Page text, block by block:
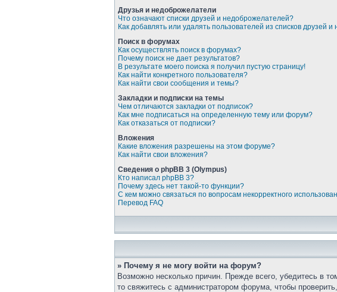
Друзья и недоброжелатели
Что означают списки друзей и недоброжелателей?
Как добавлять или удалять пользователей из списков друзей
Поиск в форумах
Как осуществлять поиск в форумах?
Почему поиск не дает результатов?
В результате моего поиска я получил пустую страницу!
Как найти конкретного пользователя?
Как найти свои сообщения и темы?
Закладки и подписки на темы
Чем отличаются закладки от подписок?
Как мне подписаться на определенную тему или форум?
Как отказаться от подписки?
Вложения
Какие вложения разрешены на этом форуме?
Как найти свои вложения?
Сведения о phpBB 3 (Olympus)
Кто написал phpBB 3?
Почему здесь нет такой-то функции?
С кем можно связаться по вопросам некорректного
Перевод FAQ
» Почему я не могу войти на форум?
Возможно несколько причин. Прежде всего, убедитесь в
то свяжитесь с администратором форума, чтобы